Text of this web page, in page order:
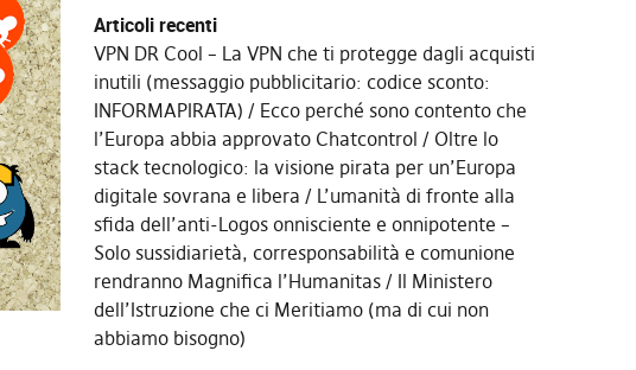
Articoli recenti
VPN DR Cool – La VPN che ti protegge dagli acquisti
inutili (messaggio pubblicitario: codice sconto:
INFORMAPIRATA)
Ecco perché sono contento che
l’Europa abbia approvato Chatcontrol
Oltre lo
stack tecnologico: la visione pirata per un’Europa
digitale sovrana e libera
L’umanità di fronte alla
sfida dell’anti-Logos onnisciente e onnipotente –
Solo sussidiarietà, corresponsabilità e comunione
rendranno Magnifica l’Humanitas
Il Ministero
dell’Istruzione che ci Meritiamo (ma di cui non
abbiamo bisogno)